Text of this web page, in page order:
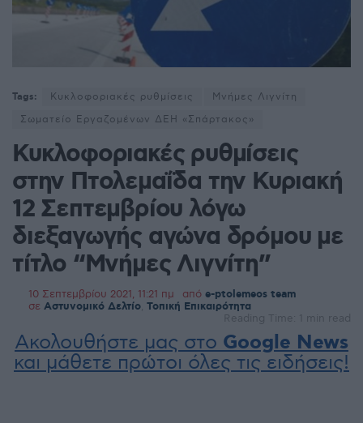
Tags: Κυκλοφοριακές ρυθμίσεις
Μνήμες Λιγνίτη
Σωματείο Εργαζομένων ΔΕΗ «Σπάρτακος»
Κυκλοφοριακές ρυθμίσεις
στην Πτολεμαΐδα την Κυριακή
12 Σεπτεμβρίου λόγω
διεξαγωγής αγώνα δρόμου με
τίτλο “Μνήμες Λιγνίτη”
10 Σεπτεμβρίου 2021, 11:21 πμ από e-ptolemeos team
σε Αστυνομικό Δελτίο Τοπική Επικαιρότητα
Reading Time: 1 min read
Ακολουθήστε μας στο Google News
και μάθετε πρώτοι όλες τις ειδήσεις!